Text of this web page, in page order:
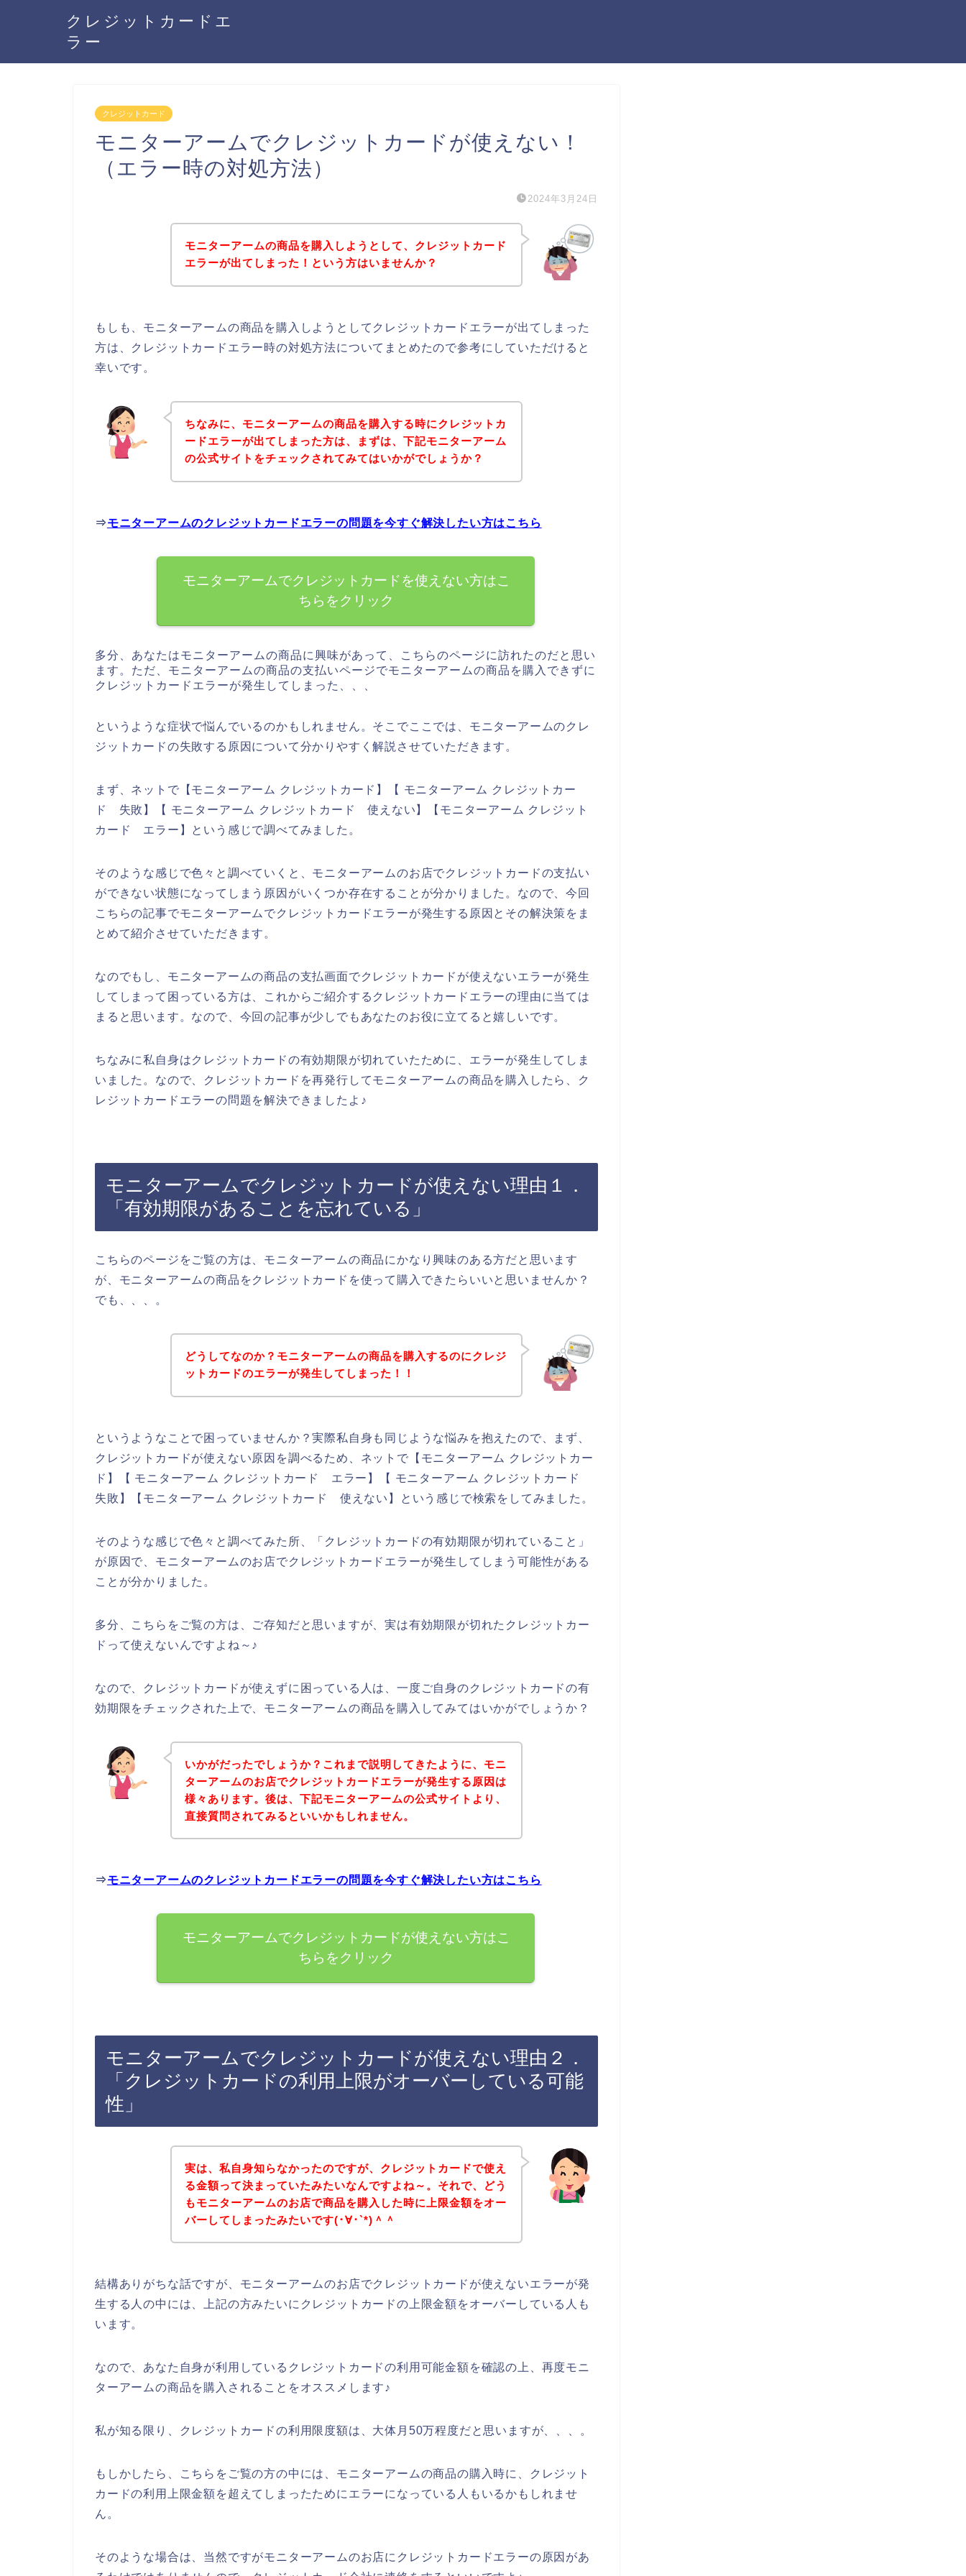
クレジットカードエ
ラー
クレジットカード
モニターアームでクレジットカードが使えない！
（エラー時の対処方法）
2024年3月24日
モニターアームの商品を購入しようとして、クレジットカード
エラーが出てしまった！という方はいませんか？
もしも、モニターアームの商品を購入しようとしてクレジットカードエラーが出てしまった
方は、クレジットカードエラー時の対処方法についてまとめたので参考にしていただけると
幸いです。
ちなみに、モニターアームの商品を購入する時にクレジットカ
ードエラーが出てしまった方は、まずは、下記モニターアーム
の公式サイトをチェックされてみてはいかがでしょうか？
⇒モニターアームのクレジットカードエラーの問題を今すぐ解決したい方はこちら
モニターアームでクレジットカードを使えない方はこ
ちらをクリック
多分、あなたはモニターアームの商品に興味があって、こちらのページに訪れたのだと思い
ます。ただ、モニターアームの商品の支払いページでモニターアームの商品を購入できずに
クレジットカードエラーが発生してしまった、、、
というような症状で悩んでいるのかもしれません。そこでここでは、モニターアームのクレ
ジットカードの失敗する原因について分かりやすく解説させていただきます。
まず、ネットで【モニターアーム クレジットカード】【 モニターアーム クレジットカー
ド 失敗】【 モニターアーム クレジットカード 使えない】【モニターアーム クレジット
カード エラー】という感じで調べてみました。
そのような感じで色々と調べていくと、モニターアームのお店でクレジットカードの支払い
ができない状態になってしまう原因がいくつか存在することが分かりました。なので、今回
こちらの記事でモニターアームでクレジットカードエラーが発生する原因とその解決策をま
とめて紹介させていただきます。
なのでもし、モニターアームの商品の支払画面でクレジットカードが使えないエラーが発生
してしまって困っている方は、これからご紹介するクレジットカードエラーの理由に当ては
まると思います。なので、今回の記事が少しでもあなたのお役に立てると嬉しいです。
ちなみに私自身はクレジットカードの有効期限が切れていたために、エラーが発生してしま
いました。なので、クレジットカードを再発行してモニターアームの商品を購入したら、ク
レジットカードエラーの問題を解決できましたよ♪
モニターアームでクレジットカードが使えない理由１．
「有効期限があることを忘れている」
こちらのページをご覧の方は、モニターアームの商品にかなり興味のある方だと思います
が、モニターアームの商品をクレジットカードを使って購入できたらいいと思いませんか？
でも、、、。
どうしてなのか？モニターアームの商品を購入するのにクレジ
ットカードのエラーが発生してしまった！！
というようなことで困っていませんか？実際私自身も同じような悩みを抱えたので、まず、
クレジットカードが使えない原因を調べるため、ネットで【モニターアーム クレジットカー
ド】【 モニターアーム クレジットカード エラー】【 モニターアーム クレジットカード
失敗】【モニターアーム クレジットカード 使えない】という感じで検索をしてみました。
そのような感じで色々と調べてみた所、「クレジットカードの有効期限が切れていること」
が原因で、モニターアームのお店でクレジットカードエラーが発生してしまう可能性がある
ことが分かりました。
多分、こちらをご覧の方は、ご存知だと思いますが、実は有効期限が切れたクレジットカー
ドって使えないんですよね～♪
なので、クレジットカードが使えずに困っている人は、一度ご自身のクレジットカードの有
効期限をチェックされた上で、モニターアームの商品を購入してみてはいかがでしょうか？
いかがだったでしょうか？これまで説明してきたように、モニ
ターアームのお店でクレジットカードエラーが発生する原因は
様々あります。後は、下記モニターアームの公式サイトより、
直接質問されてみるといいかもしれません。
⇒モニターアームのクレジットカードエラーの問題を今すぐ解決したい方はこちら
モニターアームでクレジットカードが使えない方はこ
ちらをクリック
モニターアームでクレジットカードが使えない理由２．
「クレジットカードの利用上限がオーバーしている可能
性」
実は、私自身知らなかったのですが、クレジットカードで使え
る金額って決まっていたみたいなんですよね～。それで、どう
もモニターアームのお店で商品を購入した時に上限金額をオー
バーしてしまったみたいです(･∀･`*)＾＾
結構ありがちな話ですが、モニターアームのお店でクレジットカードが使えないエラーが発
生する人の中には、上記の方みたいにクレジットカードの上限金額をオーバーしている人も
います。
なので、あなた自身が利用しているクレジットカードの利用可能金額を確認の上、再度モニ
ターアームの商品を購入されることをオススメします♪
私が知る限り、クレジットカードの利用限度額は、大体月50万程度だと思いますが、、、。
もしかしたら、こちらをご覧の方の中には、モニターアームの商品の購入時に、クレジット
カードの利用上限金額を超えてしまったためにエラーになっている人もいるかもしれませ
ん。
そのような場合は、当然ですがモニターアームのお店にクレジットカードエラーの原因があ